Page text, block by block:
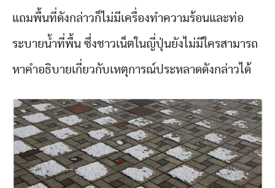
แถมพื้นที่ดังกล่าวก็ไม่มีเครื่องทำความร้อนและท่อ
ระบายน้ำที่พื้น ซึ่งชาวเน็ตในญี่ปุ่นยังไม่มีใครสามารถ
หาคำอธิบายเกี่ยวกับเหตุการณ์ประหลาดดังกล่าวได้